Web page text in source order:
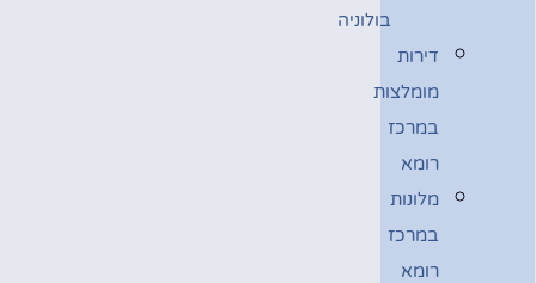
בולוניה
דירות
מומלצות
במרכז
רומא
מלונות
במרכז
רומא